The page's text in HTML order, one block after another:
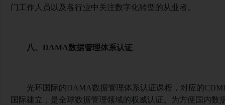
门工作人员以及各行业中关注数字化转型的从业者。
八、 DAMA数据管理体系认证
光环国际的DAMA数据管理体系认证课程，对应的
国际建立，是全球数据管理领域的权威认证。为方便国内